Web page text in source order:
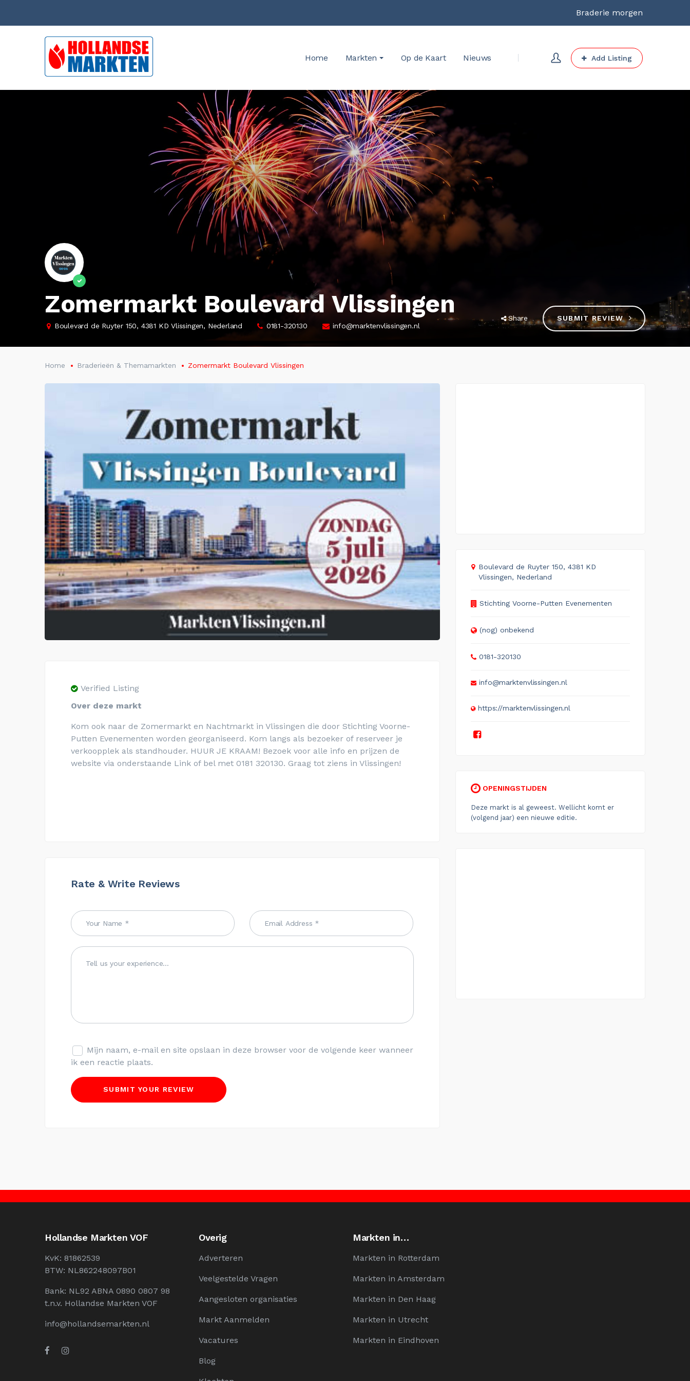
Braderie morgen
Home Markten Op de Kaart Nieuws Add Listing
Zomermarkt Boulevard Vlissingen
Boulevard de Ruyter 150, 4381 KD Vlissingen, Nederland 0181-320130 info@marktenvlissingen.nl
Share SUBMIT REVIEW
Home Braderieën & Themamarkten Zomermarkt Boulevard Vlissingen
Verified Listing
Over deze markt
Kom ook naar de Zomermarkt en Nachtmarkt in Vlissingen die door Stichting Voorne-
Putten Evenementen worden georganiseerd. Kom langs als bezoeker of reserveer je
verkoopplek als standhouder. HUUR JE KRAAM! Bezoek voor alle info en prijzen de
website via onderstaande Link of bel met 0181 320130. Graag tot ziens in Vlissingen!
Rate & Write Reviews
Mijn naam, e-mail en site opslaan in deze browser voor de volgende keer wanneer
ik een reactie plaats.
Boulevard de Ruyter 150, 4381 KD
Vlissingen, Nederland
Stichting Voorne-Putten Evenementen
(nog) onbekend
0181-320130
info@marktenvlissingen.nl
https://marktenvlissingen.nl
OPENINGSTIJDEN
Deze markt is al geweest. Wellicht komt er
(volgend jaar) een nieuwe editie.
Hollandse Markten VOF
KvK: 81862539
BTW: NL862248097B01
Bank: NL92 ABNA 0890 0807 98
t.n.v. Hollandse Markten VOF
info@hollandsemarkten.nl
Overig
Adverteren
Veelgestelde Vragen
Aangesloten organisaties
Markt Aanmelden
Vacatures
Blog
Markten in…
Markten in Rotterdam
Markten in Amsterdam
Markten in Den Haag
Markten in Utrecht
Markten in Eindhoven